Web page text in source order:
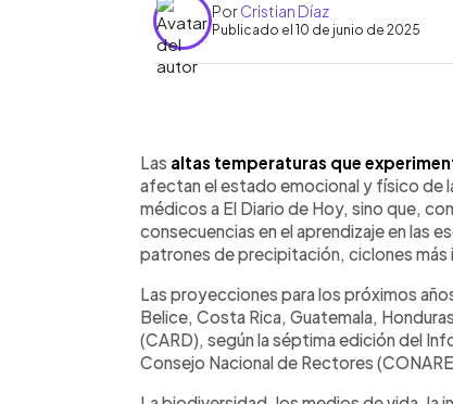
PorCristian Díaz
Publicado el 10 de junio de 2025
► Escuchar artículo
Las altas temperaturas que
afectan el estado emocional y físico de
médicos a El Diario de Hoy, sino que,
consecuencias en el aprendizaje en las
patrones de precipitación, ciclones más
Las proyecciones para los próximos
Belice, Costa Rica, Guatemala,
(CARD), según la séptima edición del
Consejo Nacional de Rectores